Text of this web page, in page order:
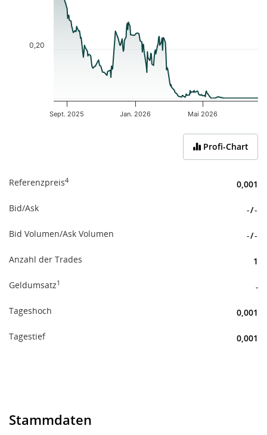
Sept. 2025 Jan. 2026 Mai 2026
0,20
Profi-Chart
Referenzpreis4 0,001
Bid/Ask -/-
Bid Volumen/Ask Volumen -/-
Anzahl der Trades 1
Geldumsatz1 -
Tageshoch 0,001
Tagestief 0,001
Stammdaten